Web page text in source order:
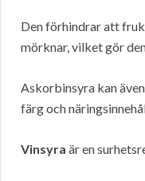
Den förhindrar att
mörknar, vilket gör
Askorbinsyra kan
färg och
Vinsyra är en